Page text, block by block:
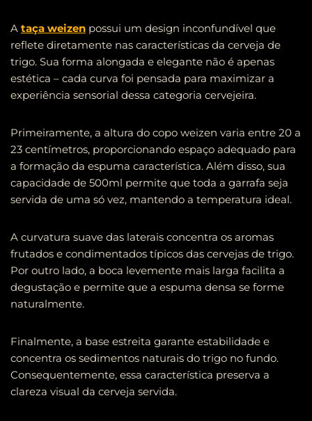
A taça weizen possui um design inconfundível que
reflete diretamente nas características da cerveja de
trigo. Sua forma alongada e elegante não é apenas
estética – cada curva foi pensada para maximizar a
experiência sensorial dessa categoria cervejeira.
Primeiramente, a altura do copo weizen varia entre 20 a
23 centímetros, proporcionando espaço adequado para
a formação da espuma característica. Além disso, sua
capacidade de 500ml permite que toda a garrafa seja
servida de uma só vez, mantendo a temperatura ideal.
A curvatura suave das laterais concentra os aromas
frutados e condimentados típicos das cervejas de trigo.
Por outro lado, a boca levemente mais larga facilita a
degustação e permite que a espuma densa se forme
naturalmente.
Finalmente, a base estreita garante estabilidade e
concentra os sedimentos naturais do trigo no fundo.
Consequentemente, essa característica preserva a
clareza visual da cerveja servida.